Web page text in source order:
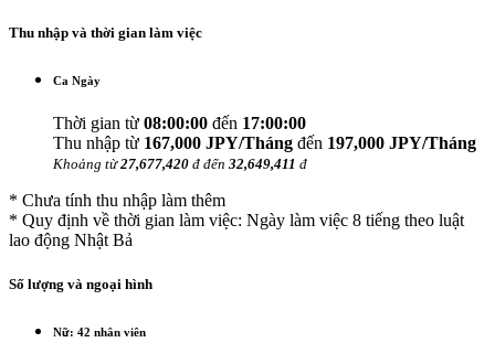
Thu nhập và thời gian làm việc
Ca Ngày
Thời gian từ 08:00:00 đến 17:00:00
Thu nhập từ 167,000 JPY/Tháng đến 197,000 JPY/Tháng
Khoảng từ27,677,420 đ đến 32,649,411 đ
* Chưa tính thu nhập làm thêm
* Quy định về thời gian làm việc: Ngày làm việc 8 tiếng theo luật
lao động Nhật Bả
Số lượng và ngoại hình
Nữ: 42 nhân viên